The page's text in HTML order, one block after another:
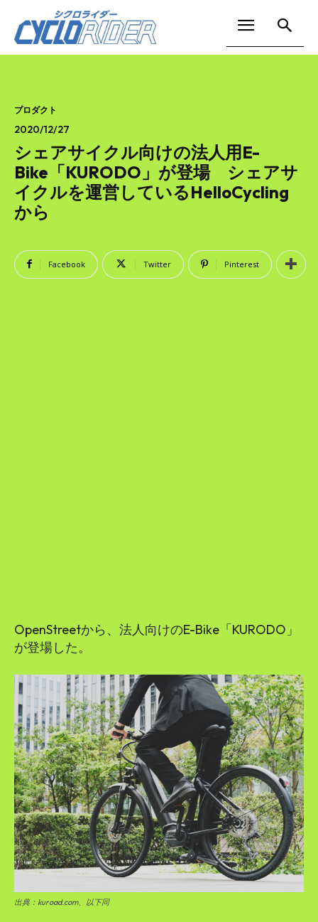
プロダクト
2020/12/27
シェアサイクル向けの法人用E-
Bike「KURODO」が登場 シェアサ
イクルを運営しているHelloCycling
から
Facebook Twitter Pinterest
OpenStreetから、法人向けのE-Bike「KURODO」
が登場した。
出典：kuroad.com、以下同